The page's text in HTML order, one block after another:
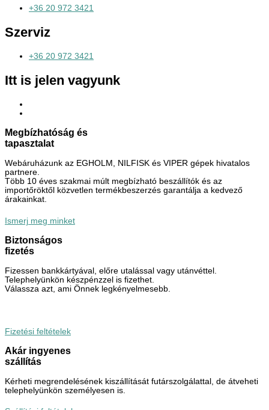
+36 20 972 3421
Szerviz
+36 20 972 3421
Itt is jelen vagyunk
Megbízhatóság és
tapasztalat
Webáruházunk az EGHOLM, NILFISK és VIPER gépek hivatalos
partnere.
Több 10 éves szakmai múlt megbízható beszállítók és az
importőröktől közvetlen termékbeszerzés garantálja a kedvező
árakainkat.
Ismerj meg minket
Biztonságos
fizetés
Fizessen bankkártyával, előre utalással vagy utánvéttel.
Telephelyünkön készpénzzel is fizethet.
Válassza azt, ami Önnek legkényelmesebb.
Fizetési feltételek
Akár ingyenes
szállítás
Kérheti megrendelésének kiszállítását futárszolgálattal, de átveheti
telephelyünkön személyesen is.